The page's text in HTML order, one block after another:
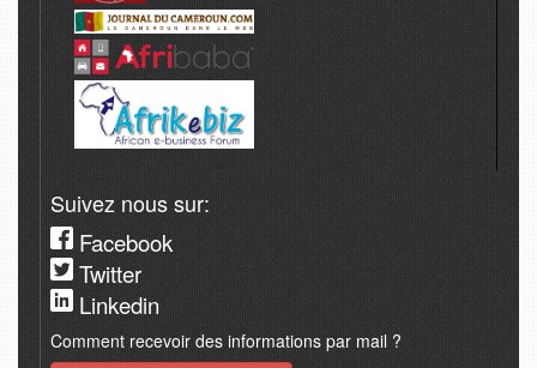
Suivez nous sur:
Facebook
Twitter
Linkedin
Comment recevoir des informations par mail ?